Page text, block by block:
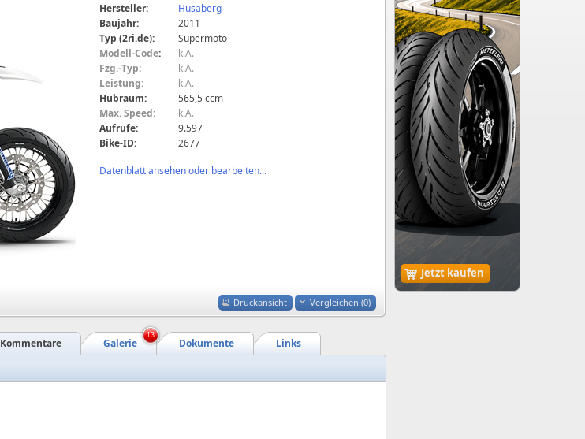
Jetzt kaufen
Hersteller:
Husaberg
Baujahr:
2011
Typ (2ri.de):
Supermoto
Modell-Code:
k.A.
Fzg.-Typ:
k.A.
Leistung:
k.A.
Hubraum:
565,5 ccm
Max. Speed:
k.A.
Aufrufe:
9.597
Bike-ID:
2677
Datenblatt ansehen oder bearbeiten...
Druckansicht Vergleichen (0)
Links
Dokumente
Galerie
Kommentare
13